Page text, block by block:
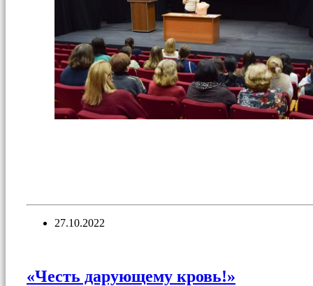
27.10.2022
«Честь дарующему кровь!»